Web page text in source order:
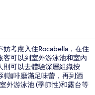
考慮入住Rocabella，在住
可以到室外游泳池和室內
則可以去體驗深層組織按
咖啡廳滿足味蕾，再到酒
外游泳池 (季節性)和露台等